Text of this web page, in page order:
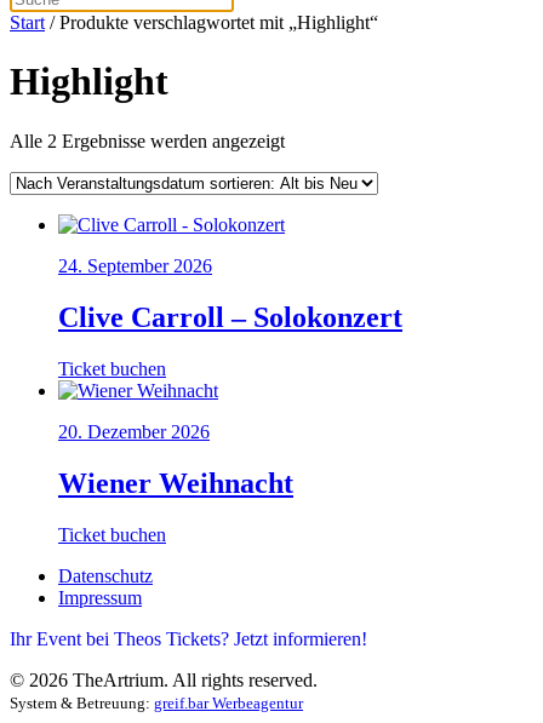
Start / Produkte verschlagwortet mit „Highlight“
Highlight
Alle 2 Ergebnisse werden angezeigt
24. September 2026
Clive Carroll – Solokonzert
Ticket buchen
Produkt
mehrere
auf.
Die
können
gewählt
werden
20. Dezember 2026
Wiener Weihnacht
Ticket buchen
auf.
Optionen
können
Datenschutz
Impressum
Ihr Event bei Theos Tickets? Jetzt informieren!
© 2026 TheArtrium. All rights reserved.
System & Betreuung: greif.bar Werbeagentur